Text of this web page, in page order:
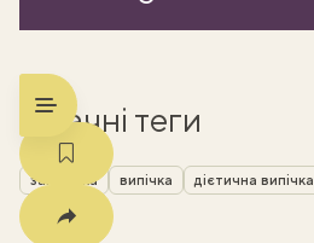
Смачні теги
запіканка випічка дієтична випічка